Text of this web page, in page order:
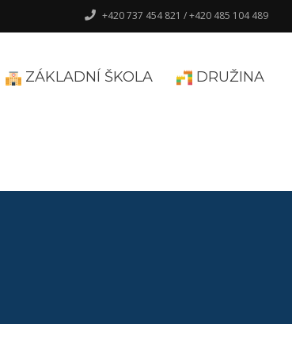
+420 737 454 821 / +420 485 104 489
ZÁKLADNÍ ŠKOLA DRUŽINA